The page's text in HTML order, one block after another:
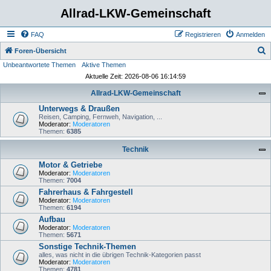
Allrad-LKW-Gemeinschaft
FAQ Anmelden
Registrieren
Foren-Übersicht
Unbeantwortete Themen
Aktive Themen
Aktuelle Zeit: 2026-08-06 16:14:59
Allrad-LKW-Gemeinschaft
Unterwegs & Draußen
Reisen, Camping, Fernweh, Navigation, ...
Moderator: Moderatoren
Themen: 6385
Technik
Motor & Getriebe
Moderator: Moderatoren
Themen: 7004
Fahrerhaus & Fahrgestell
Moderator: Moderatoren
Themen: 6194
Aufbau
Moderator: Moderatoren
Themen: 5671
Sonstige Technik-Themen
alles, was nicht in die übrigen Technik-Kategorien passt
Moderator: Moderatoren
Themen: 4781